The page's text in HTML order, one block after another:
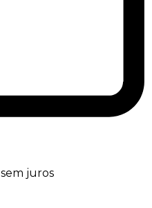
sem juros